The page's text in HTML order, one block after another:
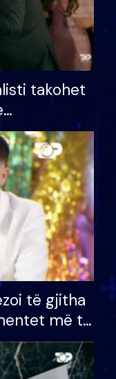
takohet
letër
të gjitha
më të
VIP: Do më
kur…